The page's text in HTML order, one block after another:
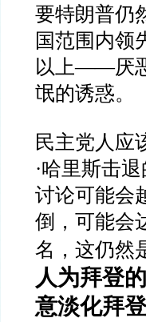
要特朗普仍
国范围内领
以上——厌
氓的诱惑。
民主党人应
·哈里斯击
讨论可能会
倒，可能会
名，这仍然
人为拜登
意淡化拜